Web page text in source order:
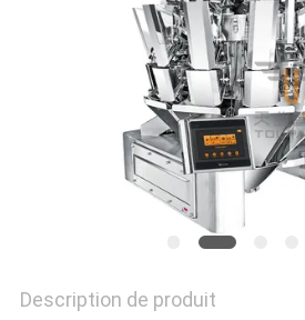
CONFIDENTIALITÉ
Description de produit